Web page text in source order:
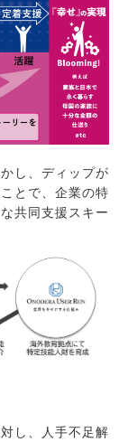
し、ディップが
とで、企業の特
共同支援スキー
し、人手不足解